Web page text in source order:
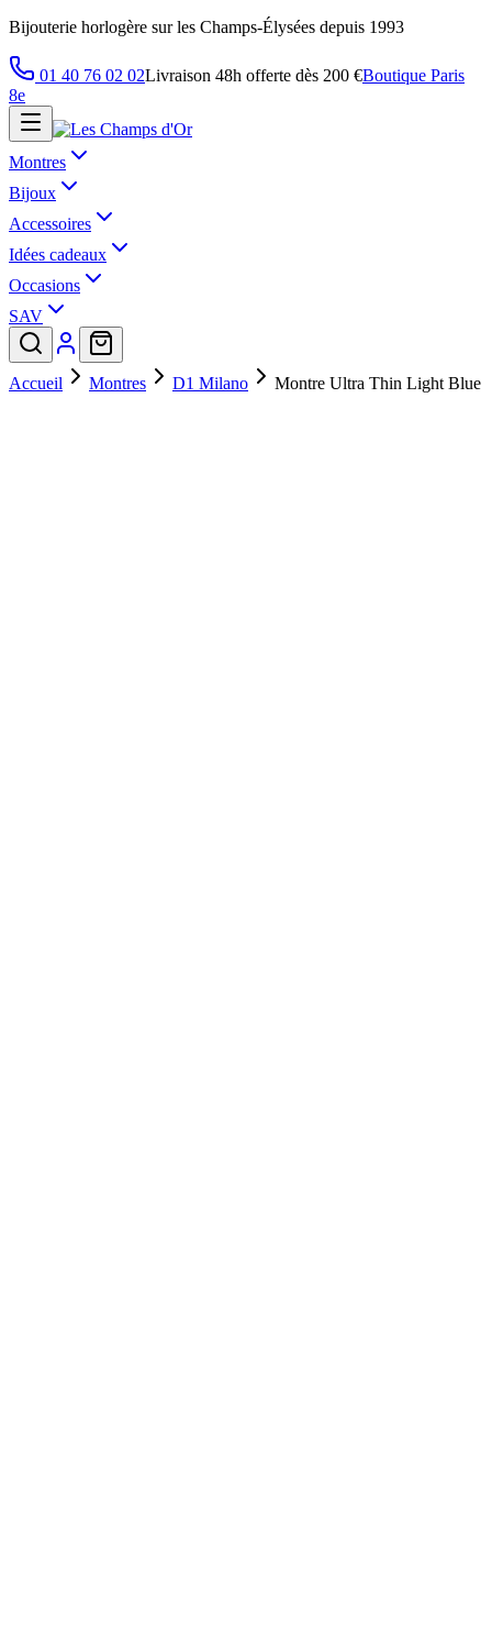
Bijouterie horlogère sur les Champs-Élysées depuis 1993
01 40 76 02 02Livraison 48h offerte dès 200 €Boutique Paris
8e
Montres
Bijoux
Accessoires
Idées cadeaux
Occasions
SAV
Accueil Montres D1 Milano Montre Ultra Thin Light Blue